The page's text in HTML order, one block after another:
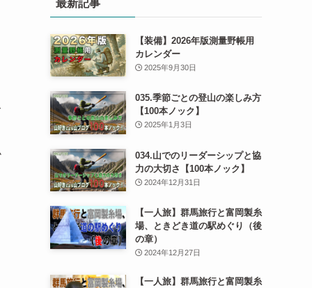
最新記事
【装備】2026年版測量野帳用
カレンダー
2025年9月30日
035.季節ごとの登山の楽しみ方
【100本ノック】
2025年1月3日
034.山でのリーダーシップと協
力の大切さ【100本ノック】
2024年12月31日
【一人旅】群馬旅行と富岡製糸
場、ときどき道の駅めぐり（後
の章）
2024年12月27日
【一人旅】群馬旅行と富岡製糸